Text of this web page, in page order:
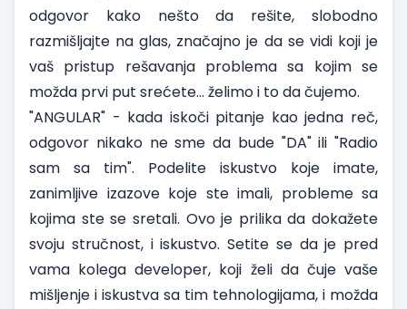
odgovor kako nešto da rešite, slobodno
razmišljajte na glas, značajno je da se vidi koji je
vaš pristup rešavanja problema sa kojim se
možda prvi put srećete... želimo i to da čujemo.
"ANGULAR" - kada iskoči pitanje kao jedna reč,
odgovor nikako ne sme da bude "DA" ili "Radio
sam sa tim". Podelite iskustvo koje imate,
zanimljive izazove koje ste imali, probleme sa
kojima ste se sretali. Ovo je prilika da dokažete
svoju stručnost, i iskustvo. Setite se da je pred
vama kolega developer, koji želi da čuje vaše
mišljenje i iskustva sa tim tehnologijama, i možda